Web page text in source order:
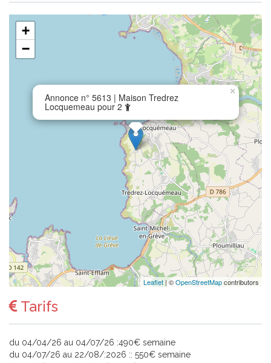
Annonce n° 5613 | Maison Tredrez
Locquemeau pour 2
×
+
−
Leaflet | ©OpenStreetMapcontributors
Tarifs
du 04/04/26 au 04/07/26 :490€ semaine
du 04/07/26 au 22/08/:2026 :: 550€ semaine